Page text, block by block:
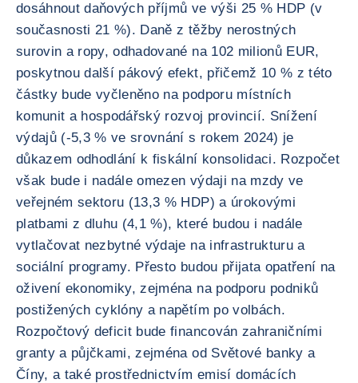
dosáhnout daňových příjmů ve výši 25 % HDP (v
současnosti 21 %). Daně z těžby nerostných
surovin a ropy, odhadované na 102 milionů EUR,
poskytnou další pákový efekt, přičemž 10 % z této
částky bude vyčleněno na podporu místních
komunit a hospodářský rozvoj provincií. Snížení
výdajů (-5,3 % ve srovnání s rokem 2024) je
důkazem odhodlání k fiskální konsolidaci. Rozpočet
však bude i nadále omezen výdaji na mzdy ve
veřejném sektoru (13,3 % HDP) a úrokovými
platbami z dluhu (4,1 %), které budou i nadále
vytlačovat nezbytné výdaje na infrastrukturu a
sociální programy. Přesto budou přijata opatření na
oživení ekonomiky, zejména na podporu podniků
postižených cyklóny a napětím po volbách.
Rozpočtový deficit bude financován zahraničními
granty a půjčkami, zejména od Světové banky a
Číny, a také prostřednictvím emisí domácích